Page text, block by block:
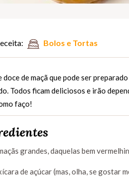
Bolos e Tortas
doce de maçã que pode ser
Todos ficam deliciosos e irão
faço!
grandes, daquelas bem
de açúcar (mas, olha, se gostar